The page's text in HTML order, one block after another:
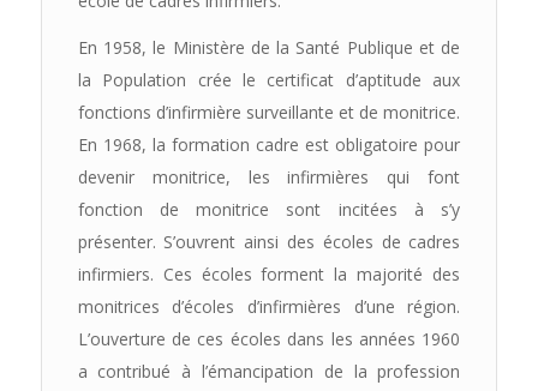
En 1958, le Ministère de la Santé Publique et de
la Population crée le certificat d’aptitude aux
fonctions d’infirmière surveillante et de monitrice.
En 1968, la formation cadre est obligatoire pour
devenir monitrice, les infirmières qui font
fonction de monitrice sont incitées à s’y
présenter. S’ouvrent ainsi des écoles de cadres
infirmiers. Ces écoles forment la majorité des
monitrices d’écoles d’infirmières d’une région.
L’ouverture de ces écoles dans les années 1960
a contribué à l’émancipation de la profession